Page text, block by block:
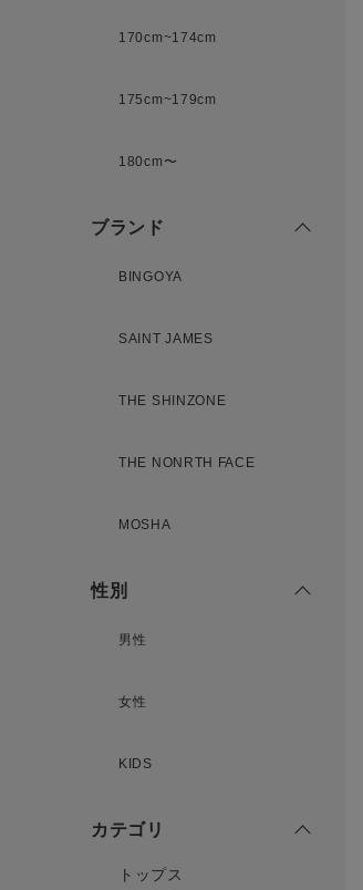
170cm~174cm
175cm~179cm
180cm〜
ブランド
BINGOYA
SAINT JAMES
THE SHINZONE
THE NONRTH FACE
MOSHA
性別
男性
女性
KIDS
カテゴリ
トップス